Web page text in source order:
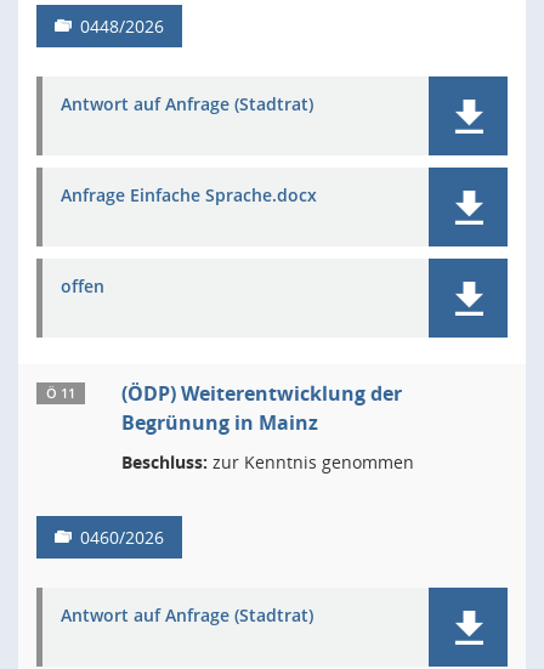
0448/2026
Antwort auf Anfrage (Stadtrat)
Anfrage Einfache Sprache.docx
offen
Ö 11
(ÖDP) Weiterentwicklung der
Begrünung in Mainz
Beschluss: zur Kenntnis genommen
0460/2026
Antwort auf Anfrage (Stadtrat)